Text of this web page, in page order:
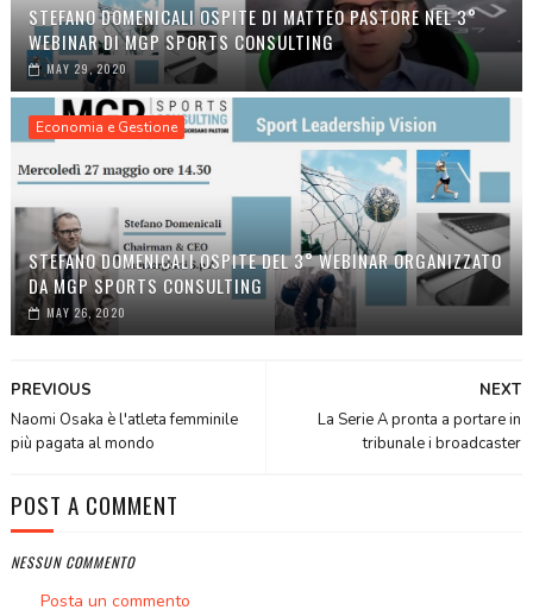
STEFANO DOMENICALI OSPITE DI MATTEO PASTORE NEL 3°
WEBINAR DI MGP SPORTS CONSULTING
MAY 29, 2020
Economia e Gestione
STEFANO DOMENICALI OSPITE DEL 3° WEBINAR ORGANIZZATO
DA MGP SPORTS CONSULTING
MAY 26, 2020
NEXT
La Serie A pronta a portare in
tribunale i broadcaster
PREVIOUS
Naomi Osaka è l'atleta femminile
più pagata al mondo
POST A COMMENT
NESSUN COMMENTO
Posta un commento